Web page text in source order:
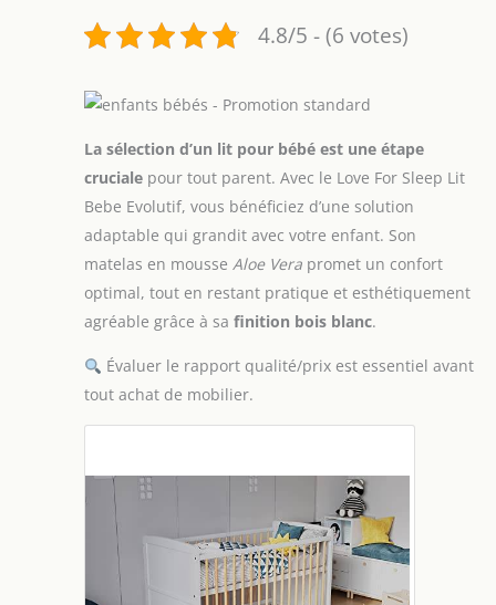
4.8/5 - (6 votes)
La sélection d’un lit pour bébé est une étape
cruciale pour tout parent. Avec le Love For Sleep Lit
Bebe Evolutif, vous bénéficiez d’une solution
adaptable qui grandit avec votre enfant. Son
matelas en mousse Aloe Vera promet un confort
optimal, tout en restant pratique et esthétiquement
agréable grâce à sa finition bois blanc.
Évaluer le rapport qualité/prix est essentiel avant
tout achat de mobilier.